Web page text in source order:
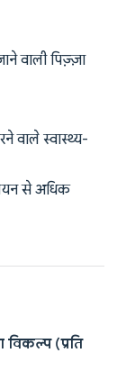
वाली पिज़्ज़ा
वाले स्वास्थ्य-
से अधिक
विकल्प (प्रति